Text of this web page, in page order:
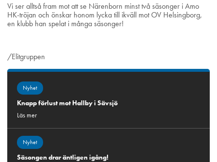
Vi ser alltså fram mot att se Närenborn minst två säsonger i Amo
HK-tröjan och önskar honom lycka till ikväll mot OV Helsingborg,
en klubb han spelat i många säsonger!
/Elitgruppen
Nyhet
Knapp förlust mot Hallby i Sävsjö
Läs mer
Nyhet
Säsongen drar äntligen igång!